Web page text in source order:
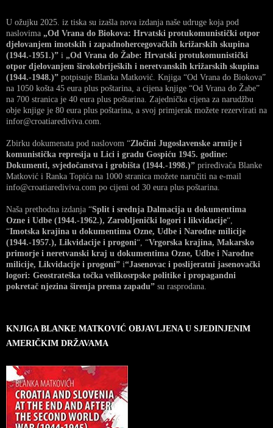
U ožujku 2025. iz tiska su izašla nova izdanja naše udruge koja pod
naslovima „Od Vrana do Biokova: Hrvatski protukomunistički otpor
djelovanjem imotskih i zapadnohercegovačkih križarskih skupina
(1944.-1951.)” i „Od Vrana do Žabe: Hrvatski protukomunistički
otpor djelovanjem širokobrijeških i neretvanskih križarskih skupina
(1944.-1948.)” potpisuje Blanka Matković. Knjiga “Od Vrana do Biokova”
na 1050 košta 45 eura plus poštarina, a cijena knjige “Od Vrana do Žabe”
na 700 stranica je 40 eura plus poštarina. Zajednička cijena za narudžbu
obje knjige je 80 eura plus poštarina, a svoj primjerak možete rezervirati na
infor@croatiarediviva.com.
Zbirku dokumenata pod naslovom “Zločini Jugoslavenske armije i
komunistička represija u Lici i gradu Gospiću 1945. godine:
Dokumenti, svjedočanstva i grobišta (1944.-1998.)” priređivača Blanke
Matković i Ranka Topića na 1000 stranica možete naručiti na e-mail
info@croatiarediviva.com po cijeni od 30 eura plus poštarina.
Naša prethodna izdanja “Split i srednja Dalmacija u dokumentima
Ozne i Udbe (1944.-1962.), Zarobljenički logori i likvidacije“,
“Imotska krajina u dokumentima Ozne, Udbe i Narodne milicije
(1944.-1957.), Likvidacije i progoni“, “Vrgorska krajina, Makarsko
primorje i neretvanski kraj u dokumentima Ozne, Udbe i Narodne
milicije, Likvidacije i progoni” i“Jasenovac i poslijeratni jasenovački
logori: Geostrateška točka velikosrpske politike i propagandni
pokretač njezina širenja prema zapadu” su rasprodana.
KNJIGA BLANKE MATKOVIĆ OBJAVLJENA U SJEDINJENIM
AMERIČKIM DRŽAVAMA